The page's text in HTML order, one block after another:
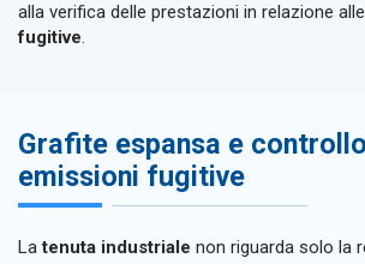
alla verifica delle prestazioni in relazione alle
fugitive.
Grafite espansa e
emissioni fugitive
Latenuta industriale non riguarda solo la